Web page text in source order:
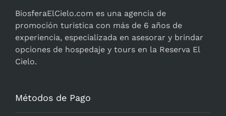
BiosferaElCielo.com es una agencia de
promoción turistica con más de 6 años de
experiencia, especializada en asesorar y brindar
opciones de hospedaje y tours en la Reserva El
Cielo.
Métodos de Pago